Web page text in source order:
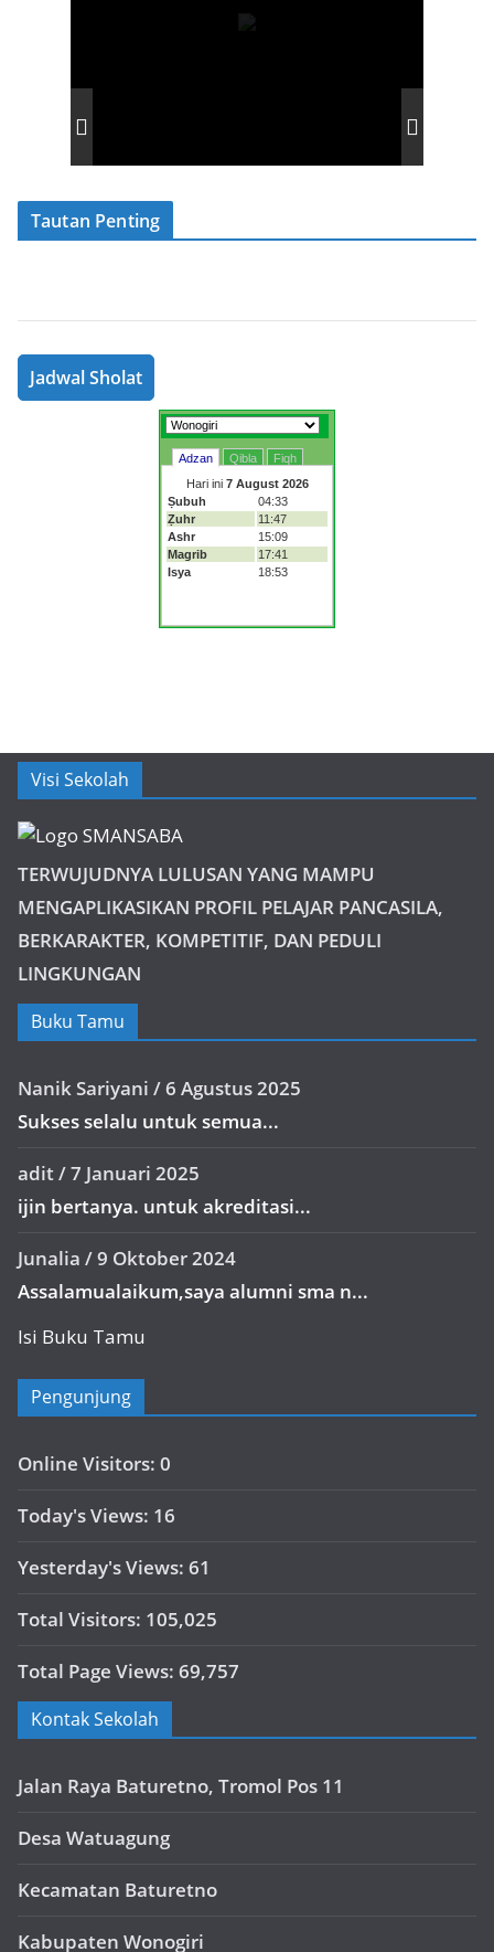
Tautan Penting
Jadwal Sholat
Visi Sekolah
TERWUJUDNYA LULUSAN YANG MAMPU
MENGAPLIKASIKAN PROFIL PELAJAR PANCASILA,
BERKARAKTER, KOMPETITIF, DAN PEDULI
LINGKUNGAN
Buku Tamu
Nanik Sariyani /6 Agustus 2025
Sukses selalu untuk semua...
adit/7 Januari 2025
ijin bertanya. untuk akreditasi...
Junalia /9 Oktober 2024
Assalamualaikum,saya alumni sma n...
Isi Buku Tamu
Pengunjung
Online Visitors: 0
Today's Views: 16
Yesterday's Views: 61
Total Visitors: 105,025
Total Page Views: 69,757
Kontak Sekolah
Jalan Raya Baturetno, Tromol Pos 11
Desa Watuagung
Kecamatan Baturetno
Kabupaten Wonogiri